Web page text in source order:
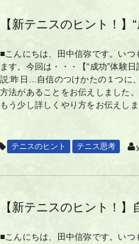
【新テニスのヒント！】
■こんにちは、田中信弥です。い
ます。今回は・・・【“成功”体験
説:昨日…自信のつけかたの１つに
方法があることをお伝えしました
もう少し詳しくやり方をお伝えし
テニスのヒント テニス思考
【新テニスのヒント！】
■こんにちは、田中信弥です。い